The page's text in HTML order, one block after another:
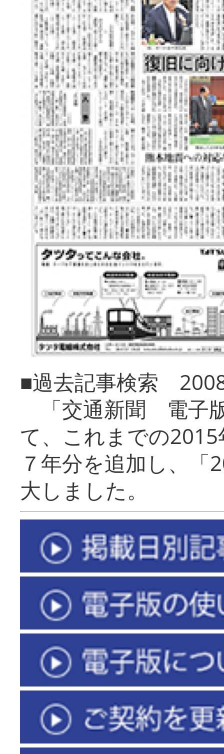
■過去記事検索
「交通新聞 電子
て、これまでの
７年分を追加し、「
大しまし